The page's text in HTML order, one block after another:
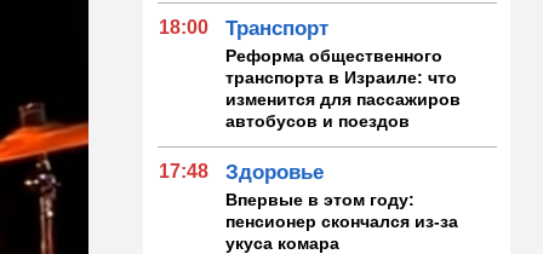
18:00 Транспорт
Реформа общественного
транспорта в Израиле: что
изменится для пассажиров
автобусов и поездов
17:48 Здоровье
Впервые в этом году:
пенсионер скончался из-за
укуса комара